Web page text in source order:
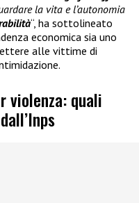
la vita e l’autonomia
“, ha sottolineato
economica sia uno
alle vittime di
violenza: quali